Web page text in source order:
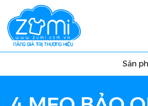
Sản